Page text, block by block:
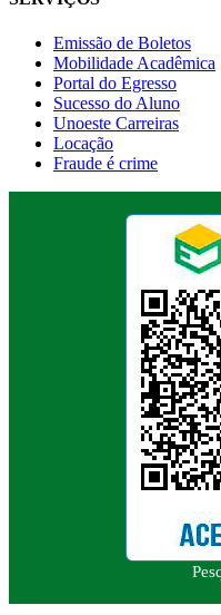
Emissão de Boletos
Mobilidade Acadêmica
Portal do Egresso
Sucesso do Aluno
Unoeste Carreiras
Locação
Fraude é crime